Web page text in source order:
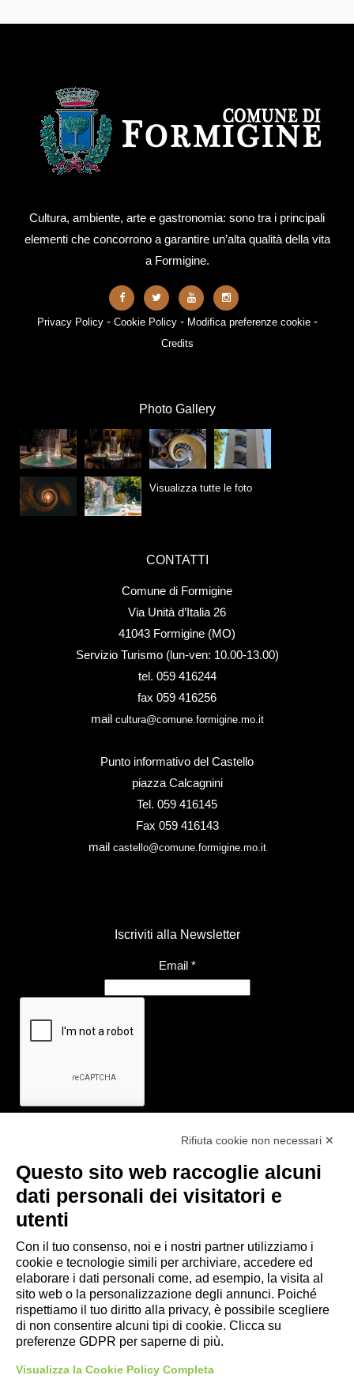
Cultura, ambiente, arte e gastronomia: sono tra i principali
elementi che concorrono a garantire un’alta qualità della vita
a Formigine.
Privacy Policy- Cookie Policy- Modifica preferenze cookie-
Credits
Photo Gallery
Visualizza tutte le foto
CONTATTI
Comune di Formigine
Via Unità d’Italia 26
41043 Formigine (MO)
Servizio Turismo (lun-ven: 10.00-13.00)
tel. 059 416244
fax 059 416256
mail cultura@comune.formigine.mo.it
Punto informativo del Castello
piazza Calcagnini
Tel. 059 416145
Fax 059 416143
mail castello@comune.formigine.mo.it
Iscriviti alla Newsletter
Email *
Link utili
- Ufficio di informazione e accoglienza turistica di Maranello, Fiorano
- Comune di Formigine
- Trasporti Locali
- Trenitalia
Scarica le app
Rifiuta cookie non necessari ✕
Questo sito web raccoglie alcuni
dati personali dei visitatori e
utenti
Con il tuo consenso, noi e i nostri partner utilizziamo i
cookie e tecnologie simili per archiviare, accedere ed
elaborare i dati personali come, ad esempio, la visita al
sito web o la personalizzazione degli annunci. Poiché
rispettiamo il tuo diritto alla privacy, è possibile scegliere
di non consentire alcuni tipi di cookie. Clicca su
preferenze GDPR per saperne di più.
Visualizza la Cookie Policy Completa